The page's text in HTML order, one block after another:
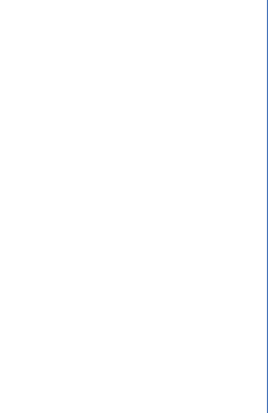
ご協力の程よろしくお願い致